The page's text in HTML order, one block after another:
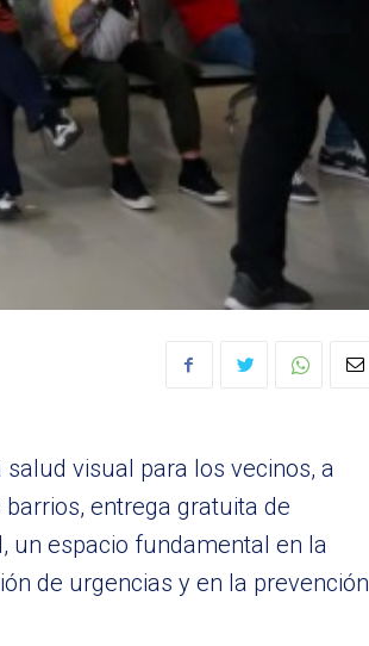
visual para los vecinos, a
entrega gratuita de
un espacio fundamental en la
de urgencias y en la prevención